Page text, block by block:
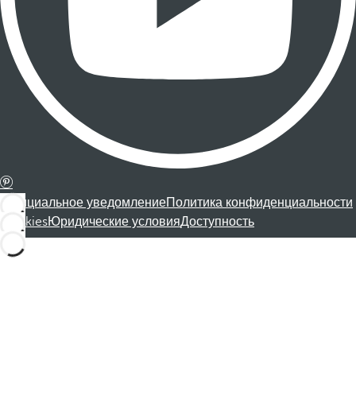
Официальное уведомлениеПолитика конфиденциальности
CookiesЮридические условияДоступность